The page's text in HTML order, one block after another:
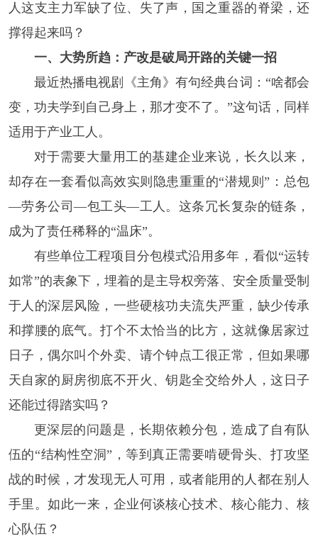
人这支主力军缺了位、失了声，国之重器的脊梁，还
撑得起来吗？
一、大势所趋：产改是破局开路的关键一招
最近热播电视剧《主角》有句经典台词：“啥都会
变，功夫学到自己身上，那才变不了。”这句话，同样
适用于产业工人。
对于需要大量用工的基建企业来说，长久以来，
却存在一套看似高效实则隐患重重的“潜规则”：总包
—劳务公司—包工头—工人。这条冗长复杂的链条，
成为了责任稀释的“温床”。
有些单位工程项目分包模式沿用多年，看似“运转
如常”的表象下，埋着的是主导权旁落、安全质量受制
于人的深层风险，一些硬核功夫流失严重，缺少传承
和撑腰的底气。打个不太恰当的比方，这就像居家过
日子，偶尔叫个外卖、请个钟点工很正常，但如果哪
天自家的厨房彻底不开火、钥匙全交给外人，这日子
还能过得踏实吗？
更深层的问题是，长期依赖分包，造成了自有队
伍的“结构性空洞”，等到真正需要啃硬骨头、打攻坚
战的时候，才发现无人可用，或者能用的人都在别人
手里。如此一来，企业何谈核心技术、核心能力、核
心队伍？